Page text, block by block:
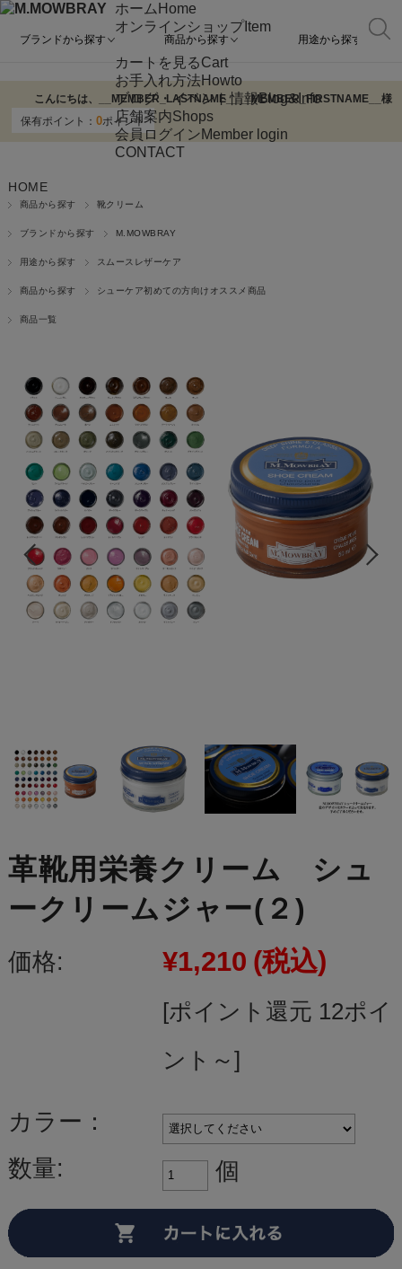
ホーム Home
オンラインショップItem
カートを見るCart
お手入れ方法Howto
ブログ・イベント情報Blog&Info
店舗案内Shops
会員ログインMember login
CONTACT
ブランドから探す 商品から探す 用途から探す
こんにちは、 __MEMBER_LASTNAME____MEMBER_FIRSTNAME__ 様
保有ポイント：0ポイント
HOME
商品から探す 靴クリーム
ブランドから探す M.MOWBRAY
用途から探す スムースレザーケア
商品から探す シューケア初めての方向けオススメ商品
商品一覧
革靴用栄養クリーム シュ
ークリームジャー(２)
価格: ¥1,210 (税込)
[ポイント還元 12ポイ
ント～]
カラー：
数量:
個